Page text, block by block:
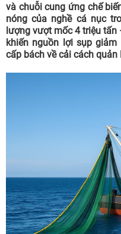
và chuỗi cung ứng chế
nóng của nghề cá nục
lượng vượt mốc 4 triệu tấn
khiến nguồn lợi sụp
cấp bách về cải cách quản